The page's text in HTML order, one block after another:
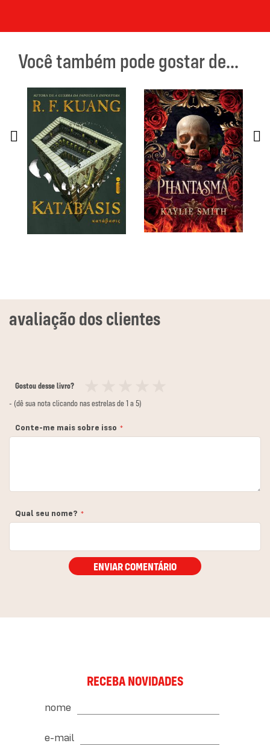
Você também pode gostar de...
Gostou desse livro?
12
3
4
5
- (dê sua nota clicando nas estrelas de 1 a 5)
Conte-me mais sobre isso
Qual seu nome?
ENVIAR COMENTÁRIO
RECEBA NOVIDADES
nome
e-mail